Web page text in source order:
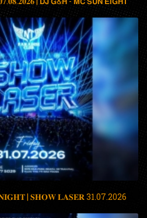
| 𝐒𝐇𝐎𝐖 𝐋𝐀𝐒𝐄𝐑 31.07.2026